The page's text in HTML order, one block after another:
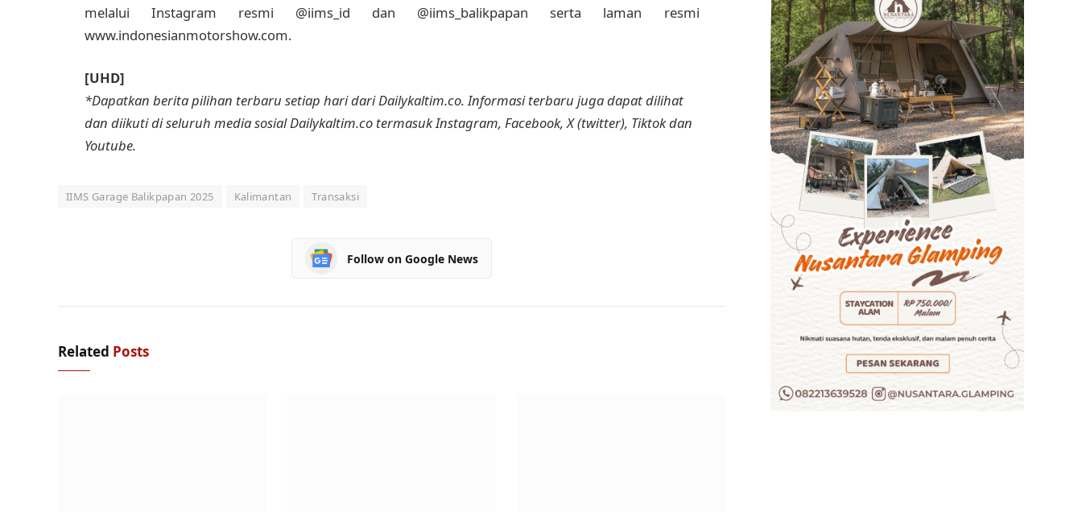
melalui Instagram resmi @iims_id dan @iims_balikpapan serta laman resmi
www.indonesianmotorshow.com.
[UHD]
*Dapatkan berita pilihan terbaru setiap hari dari Dailykaltim.co. Informasi terbaru juga dapat dilihat
dan diikuti di seluruh media sosial Dailykaltim.co termasuk Instagram, Facebook, X (twitter), Tiktok dan
Youtube.
IIMS Garage Balikpapan 2025 Kalimantan Transaksi
Follow on Google News
Related Posts